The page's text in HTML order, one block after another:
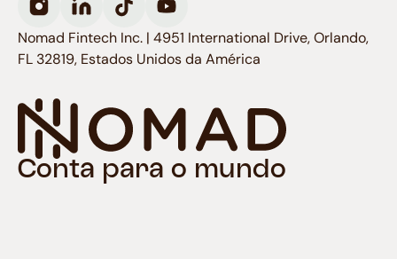
Conta para o mundo
Nomad Fintech Inc. | 4951 International Drive, Orlando,
FL 32819, Estados Unidos da América